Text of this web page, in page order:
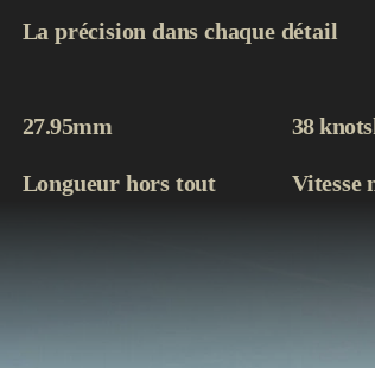
La précision dans chaque détail
27.95mm
Longueur hors tout
38 knots
Vitesse